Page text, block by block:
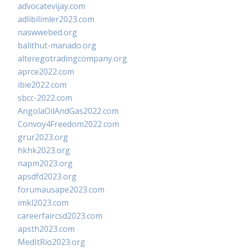
advocatevijay.com
adlibilimler2023.com
naswwebed.org
balithut-manado.org
alteregotradingcompany.org
aprce2022.com
ibie2022.com
sbcc-2022.com
AngolaOilAndGas2022.com
Convoy4Freedom2022.com
grur2023.org
hkhk2023.org
napm2023.org
apsdfd2023.org
forumausape2023.com
imkl2023.com
careerfaircsd2023.com
apsth2023.com
MedItRio2023.org